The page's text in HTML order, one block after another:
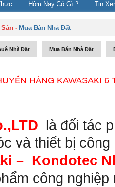
Hôm Nay Có Gì ? Tin
Sản - Mua Bán Nhà Đất
Nhà Đất Mua Bán Nhà Đất
HÀNG KAWASAKI
là đối tác
và thiết bị
– Kondotec
công